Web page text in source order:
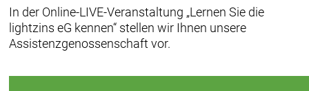
In der Online-LIVE-Veranstaltung „Lernen Sie die
lightzins eG kennen“ stellen wir Ihnen unsere
Assistenzgenossenschaft vor.